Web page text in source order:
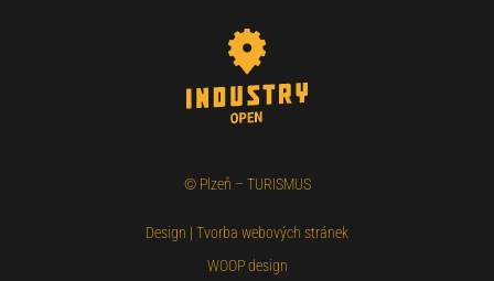
© Plzeň – TURISMUS
Design | Tvorba webových stránek
WOOP design